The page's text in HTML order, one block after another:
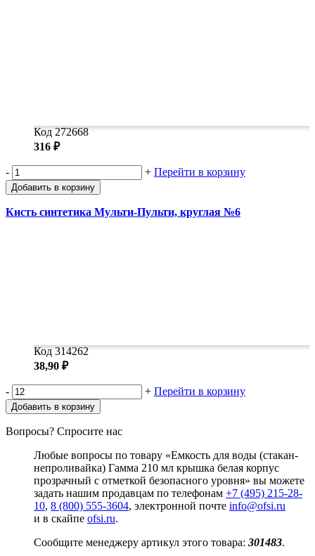
Код 272668
316 ₽
- + Перейти в корзину
Добавить в корзину
Кисть синтетика Мульти-Пульти, круглая №6
Код 314262
38,90 ₽
- + Перейти в корзину
Добавить в корзину
Вопросы? Спросите нас
Любые вопросы по товару «Емкость для воды (стакан-
непроливайка) Гамма 210 мл крышка белая корпус
прозрачный с отметкой безопасного уровня» вы можете
задать нашим продавцам по телефонам +7 (495) 215-28-
10, 8 (800) 555-3604, электронной почте info@ofsi.ru
и в скайпе ofsi.ru.
Сообщите менеджеру артикул этого товара: 301483.